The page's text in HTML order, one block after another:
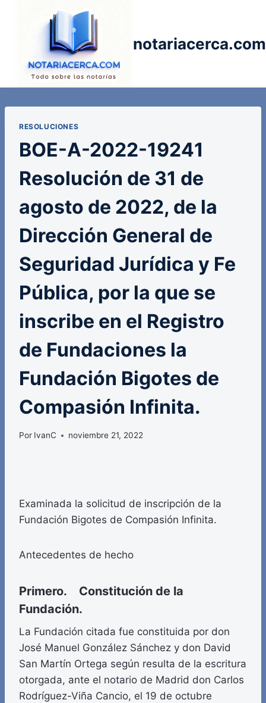
notariacerca.com
RESOLUCIONES
BOE-A-2022-19241
Resolución de 31 de
agosto de 2022, de la
Dirección General de
Seguridad Jurídica y Fe
Pública, por la que se
inscribe en el Registro
de Fundaciones la
Fundación Bigotes de
Compasión Infinita.
Por IvanC noviembre 21, 2022
Examinada la solicitud de inscripción de la
Fundación Bigotes de Compasión Infinita.
Antecedentes de hecho
Primero. Constitución de la
Fundación.
La Fundación citada fue constituida por don
José Manuel González Sánchez y don David
San Martín Ortega según resulta de la escritura
otorgada, ante el notario de Madrid don Carlos
Rodríguez-Viña Cancio, el 19 de octubre